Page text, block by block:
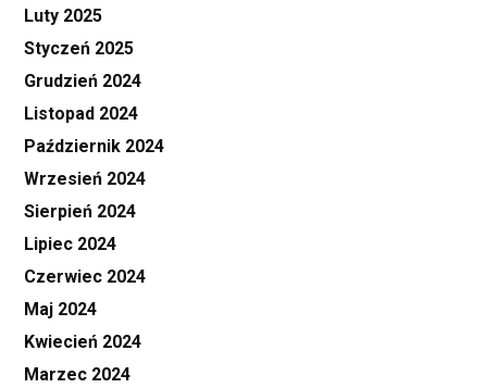
Luty 2025
Styczeń 2025
Grudzień 2024
Listopad 2024
Październik 2024
Wrzesień 2024
Sierpień 2024
Lipiec 2024
Czerwiec 2024
Maj 2024
Kwiecień 2024
Marzec 2024